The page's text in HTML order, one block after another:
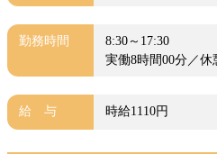
勤務時間
8:30～17:30
実働8時間00分／休
給 与 時給1110円